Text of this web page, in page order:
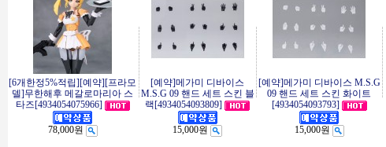
[6개한정5%적립][예약][프라모
델]무한해후 메갈로마리아 스
타즈[4934054075966]
78,000원
[예약]메가미 디바이스
M.S.G 09 핸드 세트 스킨 블
랙[4934054093809]
15,000원
[예약]메가미 디바이스 M.S.G
09 핸드 세트 스킨 화이트
[4934054093793]
15,000원